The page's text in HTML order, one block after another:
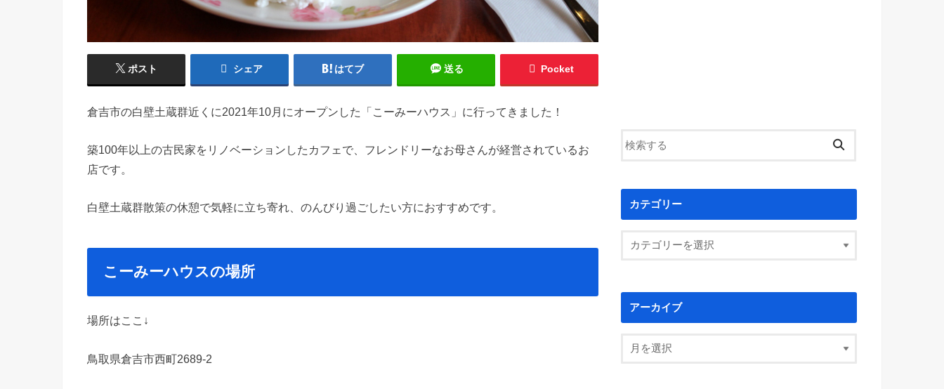
ポスト シェア はてブ 送る Pocket
倉吉市の白壁土蔵群近くに2021年10月にオープンした「こーみーハウス」に行ってきました！
築100年以上の古民家をリノベーションしたカフェで、フレンドリーなお母さんが経営されているお
店です。
白壁土蔵群散策の休憩で気軽に立ち寄れ、のんびり過ごしたい方におすすめです。
こーみーハウスの場所
場所はここ↓
鳥取県倉吉市西町2689-2
カテゴリー
アーカイブ